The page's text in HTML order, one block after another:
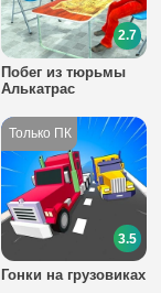
Побег из тюрьмы
Алькатрас
2.7
Гонки на грузовиках
3.5